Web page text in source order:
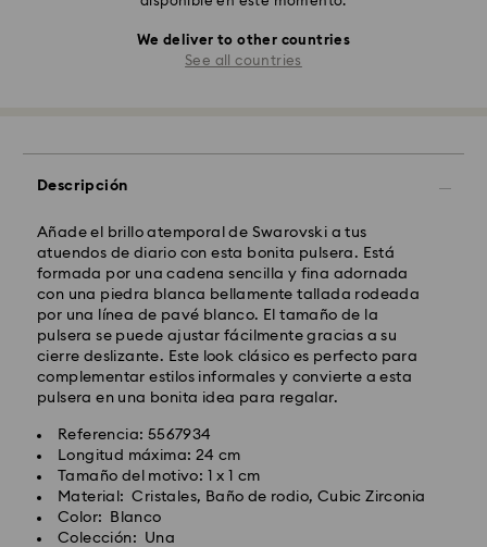
We deliver to other countries
See all countries
Descripción
Añade el brillo atemporal de Swarovski a tus
atuendos de diario con esta bonita pulsera. Está
formada por una cadena sencilla y fina adornada
con una piedra blanca bellamente tallada rodeada
por una línea de pavé blanco. El tamaño de la
pulsera se puede ajustar fácilmente gracias a su
cierre deslizante. Este look clásico es perfecto para
complementar estilos informales y convierte a esta
pulsera en una bonita idea para regalar.
Referencia: 5567934
Longitud máxima: 24 cm
Tamaño del motivo: 1 x 1 cm
Material: Cristales, Baño de rodio, Cubic Zirconia
Color: Blanco
Colección: Una